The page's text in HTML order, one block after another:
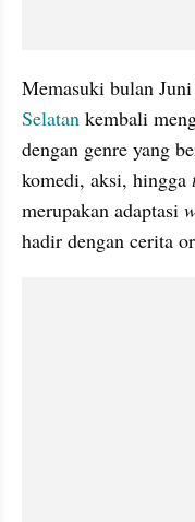
Memasuki bulan
Selatan kembali
dengan genre yang
komedi, aksi, hingga
merupakan adaptasi
hadir dengan cerita